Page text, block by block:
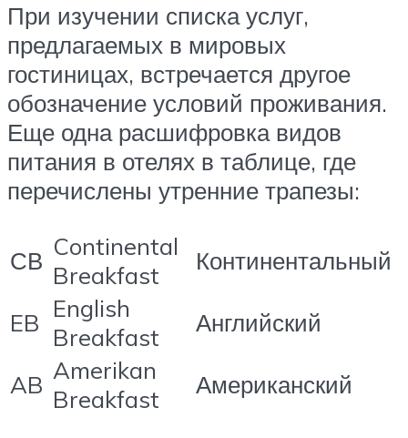
При изучении списка услуг,
предлагаемых в мировых
гостиницах, встречается другое
обозначение условий проживания.
Еще одна расшифровка видов
питания в отелях в таблице, где
перечислены утренние трапезы:
СВ Continental
Breakfast
Континентальный
EB English
Breakfast
Английский
AB Amerikan
Breakfast
Американский